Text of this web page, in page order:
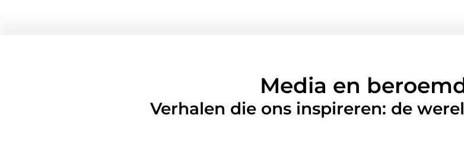
Media en
Verhalen die ons inspireren: de